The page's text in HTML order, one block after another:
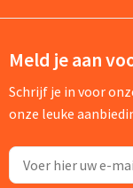
Meld je aan
Schrijf je in voor
onze leuke